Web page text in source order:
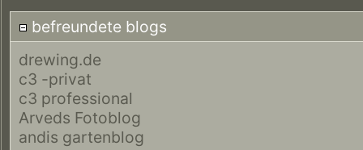
befreundete blogs
drewing.de
c3 -privat
c3 professional
Arveds Fotoblog
andis gartenblog